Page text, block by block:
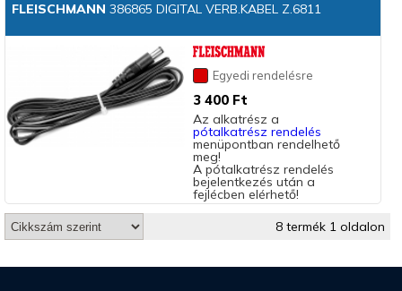
FLEISCHMANN 386865 DIGITAL VERB.KABEL Z.6811
Egyedi rendelésre
3 400 Ft
Az alkatrész a
pótalkatrész rendelés
menüpontban rendelhető
meg!
A pótalkatrész rendelés
bejelentkezés után a
fejlécben elérhető!
8 termék 1 oldalon